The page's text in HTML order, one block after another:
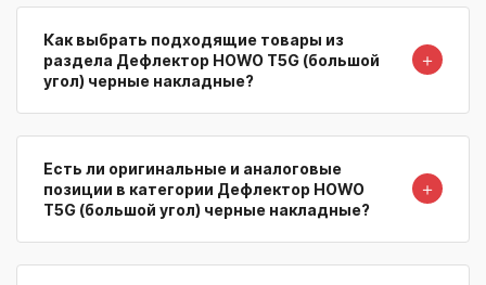
Как выбрать подходящие товары из
раздела Дефлектор HOWO T5G (большой
угол) черные накладные?
＋
Есть ли оригинальные и аналоговые
позиции в категории Дефлектор HOWO
T5G (большой угол) черные накладные?
＋